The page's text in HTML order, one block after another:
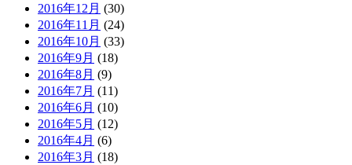
2016年12月 (30)
2016年11月 (24)
2016年10月 (33)
2016年9月 (18)
2016年8月 (9)
2016年7月 (11)
2016年6月 (10)
2016年5月 (12)
2016年4月 (6)
2016年3月 (18)